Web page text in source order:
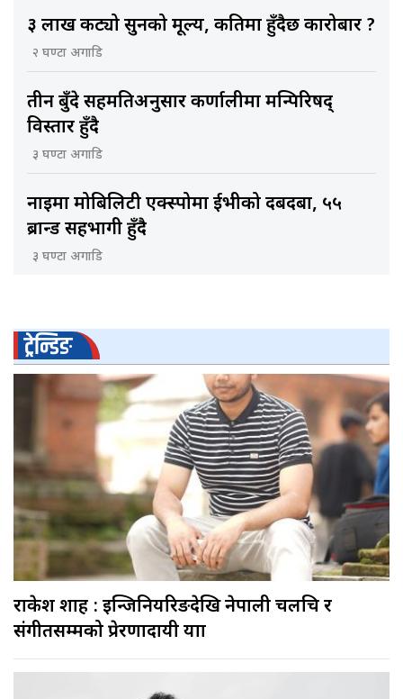
३ लाख कट्यो सुनको मूल्य, कतिमा हुँदैछ कारोबार ?
२ घण्टा अगाडि
तीन बुँदे सहमतिअनुसार कर्णालीमा मन्त्रिपरिषद्
विस्तार हुँदै
३ घण्टा अगाडि
नाइमा मोबिलिटी एक्स्पोमा ईभीको दबदबा, ५५
ब्रान्ड सहभागी हुँदै
३ घण्टा अगाडि
ट्रेन्डिङ
राकेश शाह : इन्जिनियरिङदेखि नेपाली चलचित्र र
संगीतसम्मको प्रेरणादायी यात्रा